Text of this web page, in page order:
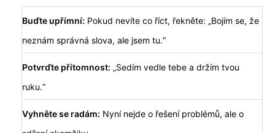
Buďte upřímní: Pokud nevíte co říct, řekněte: „Bojím se, že
neznám správná slova, ale jsem tu.“
Potvrďte přítomnost: „Sedím vedle tebe a držím tvou
ruku.“
Vyhněte se radám: Nyní nejde o řešení problémů, ale o